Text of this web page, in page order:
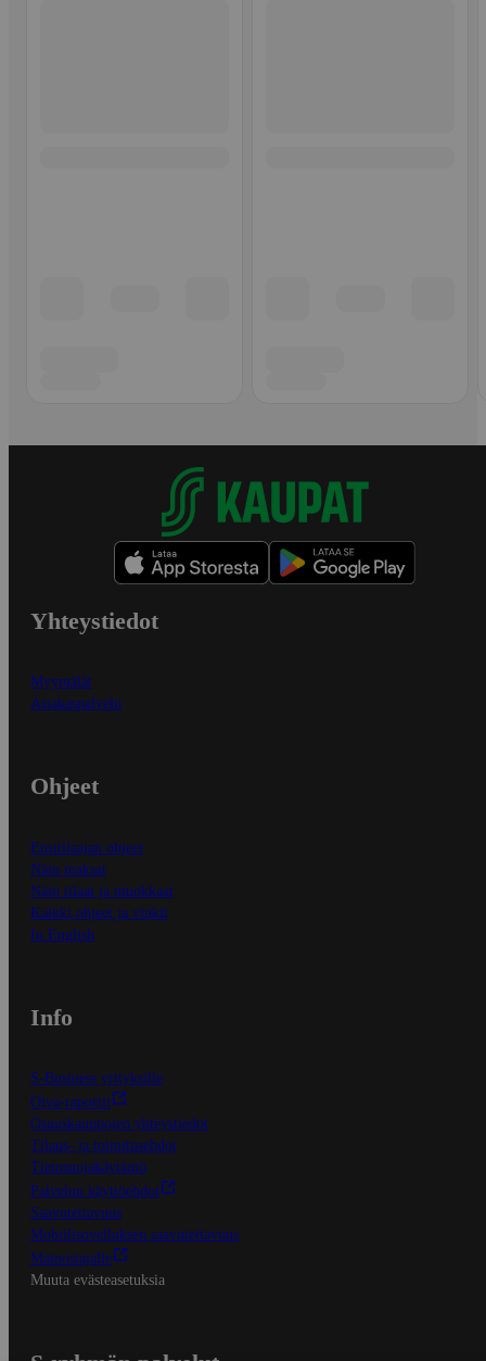
Yhteystiedot
Myymälät
Asiakaspalvelu
Ohjeet
Ensitilaajan ohjeet
Näin maksat
Näin tilaat ja muokkaat
Kaikki ohjeet ja vinkit
In English
Info
S-Business yrityksille
Oiva-raportit
Osuuskauppojen yhteystiedot
Tilaus- ja toimitusehdot
Tietosuojakäytäntö
Palvelun käyttöehdot
Saavutettavuus
Mobiilisovelluksen saavutettavuus
Mainostajalle
Muuta evästeasetuksia